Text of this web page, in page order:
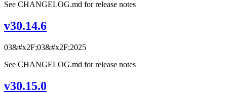
See CHANGELOG.md for release notes
v30.14.6
03&#x2F;03&#x2F;2025
See CHANGELOG.md for release notes
v30.15.0